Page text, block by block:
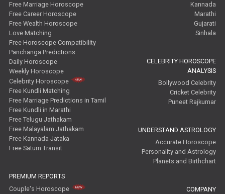
Free Marriage Horoscope
Free Career Horoscope
Free Wealth Horoscope
Love Matching
Free Horoscope Compatibility
Panchanga Predictions
Daily Horoscope
Weekly Horoscope
Celebrity Horoscope
Free Kundli Matching
Free Marriage Predictions in Tamil
Free Kundli in Marathi
Free Telugu Jathakam
Free Malayalam Jathakam
Free Kannada Jataka
Free Saturn Transit
PREMIUM REPORTS
Couple's Horoscope
Kannada
Marathi
Gujarati
Sinhala
CELEBRITY HOROSCOPE
ANALYSIS
Bollywood Celebrity
Cricket Celebrity
Puneet Rajkumar
UNDERSTAND ASTROLOGY
Accurate Horoscope
Personality and Astrology
Planets and Birthchart
COMPANY